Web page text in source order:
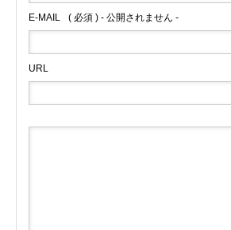
E-MAIL ( 必須 ) - 公開されません -
URL